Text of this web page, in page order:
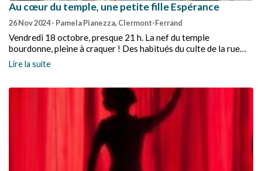
Au cœur du temple, une petite fille Espérance
26 Nov 2024- Pamela Pianezza, Clermont-Ferrand
Vendredi 18 octobre, presque 21 h. La nef du temple
bourdonne, pleine à craquer ! Des habitués du culte de la rue
Marmontel, à Clermont-Ferrand, des paroissiens des églises
alentour, mais aussi, plus largement, des amoureux de la poésie
l’étonnante bâtisse de béton les mots de Charles Péguy.
Lire la suite